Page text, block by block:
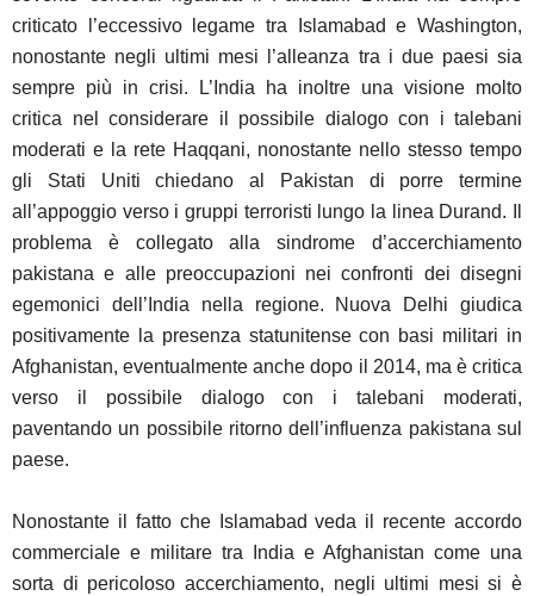
criticato l’eccessivo legame tra Islamabad e Washington,
nonostante negli ultimi mesi l’alleanza tra i due paesi sia
sempre più in crisi. L’India ha inoltre una visione molto
critica nel considerare il possibile dialogo con i talebani
moderati e la rete Haqqani, nonostante nello stesso tempo
gli Stati Uniti chiedano al Pakistan di porre termine
all’appoggio verso i gruppi terroristi lungo la linea Durand. Il
problema è collegato alla sindrome d’accerchiamento
pakistana e alle preoccupazioni nei confronti dei disegni
egemonici dell’India nella regione. Nuova Delhi giudica
positivamente la presenza statunitense con basi militari in
Afghanistan, eventualmente anche dopo il 2014, ma è critica
verso il possibile dialogo con i talebani moderati,
paventando un possibile ritorno dell’influenza pakistana sul
paese.
Nonostante il fatto che Islamabad veda il recente accordo
commerciale e militare tra India e Afghanistan come una
sorta di pericoloso accerchiamento, negli ultimi mesi si è